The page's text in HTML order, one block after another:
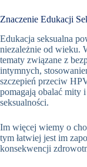
Znaczenie Edukacji
Edukacja seksualna
niezależnie od wieku.
tematy związane z
intymnych,
szczepień przeciw
pomagają obalać mity
seksualności.
Im więcej wiemy o
tym łatwiej jest im
konsekwencji